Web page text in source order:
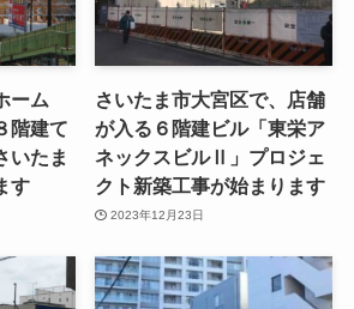
ーム
階建て
いたま
す
さいたま市大宮区で、店舗
が入る６階建ビル「東栄ア
ネックスビルⅡ」プロジェ
クト新築工事が始まります
2023年12月23日